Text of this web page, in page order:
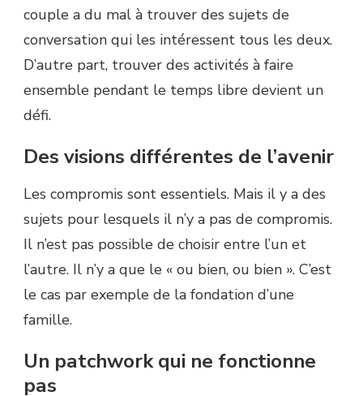
couple a du mal à trouver des sujets de
conversation qui les intéressent tous les deux.
D’autre part, trouver des activités à faire
ensemble pendant le temps libre devient un
défi.
Des visions différentes de l’avenir
Les compromis sont essentiels. Mais il y a des
sujets pour lesquels il n’y a pas de compromis.
Il n’est pas possible de choisir entre l’un et
l’autre. Il n’y a que le « ou bien, ou bien ». C’est
le cas par exemple de la fondation d’une
famille.
Un patchwork qui ne fonctionne
pas